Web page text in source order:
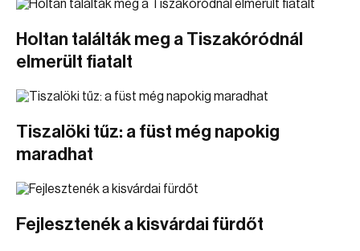
Holtan találták meg a Tiszakóródnál
elmerült fiatalt
Tiszalöki tűz: a füst még napokig
maradhat
Fejlesztenék a kisvárdai fürdőt